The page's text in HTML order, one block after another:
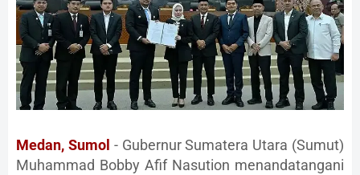
Medan, Sumol - Gubernur Sumatera Utara (Sumut)
Muhammad Bobby Afif Nasution menandatangani